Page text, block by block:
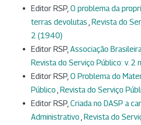
Editor RSP, O problema da
terras devolutas , Revista do
2 (1940)
Editor RSP, Associação
Revista do Serviço Público: v. 2
Editor RSP, O Problema do
Público , Revista do Serviço
Editor RSP, Criada no DASP a
Administrativo , Revista do